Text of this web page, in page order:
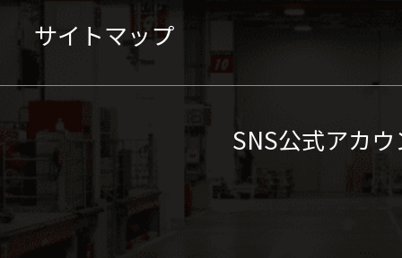
サイトマップ
SNS公式アカ